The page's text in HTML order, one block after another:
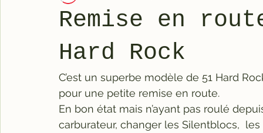
Remise en
Hard Rock
C’est un superbe modèle de 51 Hard
pour une petite remise en route.
En bon état mais n’ayant pas roulé
carburateur, changer les Silentblocs,